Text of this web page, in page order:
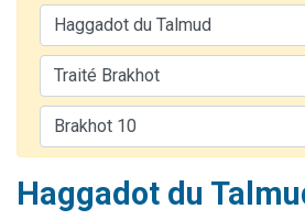
30 personnes viennent de faire
Il reste 49 places pour
12 nouvelles
Haggadot du